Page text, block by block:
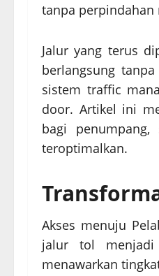
tanpa perpindahan
Jalur yang terus
berlangsung
sistem traffic
door. Artikel ini
bagi
teroptimalkan.
Akses menuju
jalur tol
menawarkan